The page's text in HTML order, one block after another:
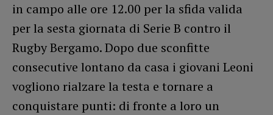
in campo alle ore 12.00 per la sfida valida
per la sesta giornata di Serie B contro il
Rugby Bergamo. Dopo due sconfitte
consecutive lontano da casa i giovani Leoni
vogliono rialzare la testa e tornare a
conquistare punti: di fronte a loro un